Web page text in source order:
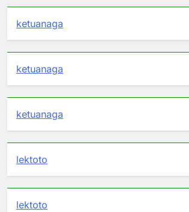
ketuanaga
ketuanaga
ketuanaga
lektoto
lektoto